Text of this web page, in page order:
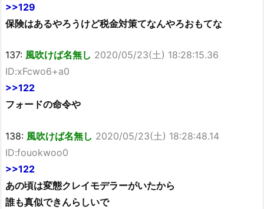
>>129
保険はあるやろうけど税金対策てなんやろおもてな
137: 風吹けば名無し 2020/05/23(土) 18:28:15.36
ID:xFcwo6+a0
>>122
フォードの命令や
138: 風吹けば名無し 2020/05/23(土) 18:28:48.14
ID:fouokwoo0
>>122
あの頃は変態クレイモデラーがいたから
誰も真似できんらしいで